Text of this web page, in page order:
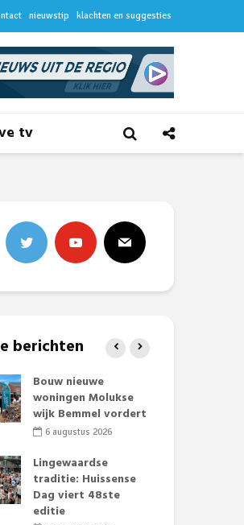
nieuwstip klachten en suggesties
tv
berichten
Bouw nieuwe
woningen Molukse
wijk Bemmel vordert
6 augustus 2026
Lingewaardse
traditie: Huissense
Dag viert 48ste
editie